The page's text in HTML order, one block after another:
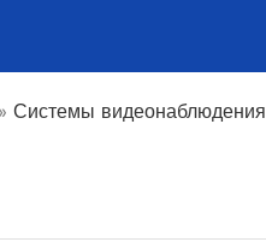
» Системы видеонаблюдения